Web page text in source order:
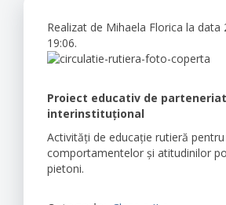
Realizat de Mihaela Florica la data
19:06.
Proiect educativ de parteneriat
interinstituţional
Activități de educație rutieră
comportamentelor şi atitudinilor
pietoni.